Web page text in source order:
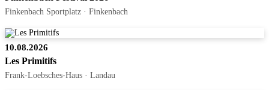
Finkenbach Sportplatz · Finkenbach
10.08.2026
Les Primitifs
Frank-Loebsches-Haus · Landau